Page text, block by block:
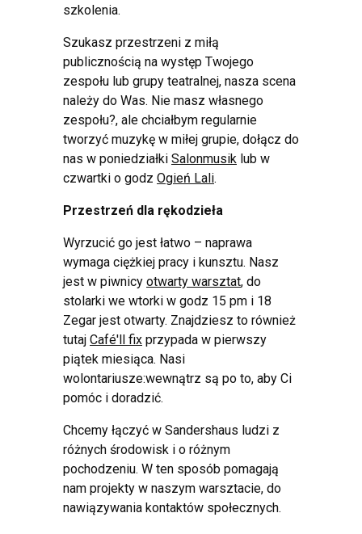
szkolenia.
Szukasz przestrzeni z miłą
publicznością na występ Twojego
zespołu lub grupy teatralnej, nasza scena
należy do Was. Nie masz własnego
zespołu?, ale chciałbym regularnie
tworzyć muzykę w miłej grupie, dołącz do
nas w poniedziałki Salonmusik lub w
czwartki o godz Ogień Lali.
Przestrzeń dla rękodzieła
Wyrzucić go jest łatwo – naprawa
wymaga ciężkiej pracy i kunsztu. Nasz
jest w piwnicy otwarty warsztat, do
stolarki we wtorki w godz 15 pm i 18
Zegar jest otwarty. Znajdziesz to również
tutaj Café'll fix przypada w pierwszy
piątek miesiąca. Nasi
wolontariusze:wewnątrz są po to, aby Ci
pomóc i doradzić.
Chcemy łączyć w Sandershaus ludzi z
różnych środowisk i o różnym
pochodzeniu. W ten sposób pomagają
nam projekty w naszym warsztacie, do
nawiązywania kontaktów społecznych.